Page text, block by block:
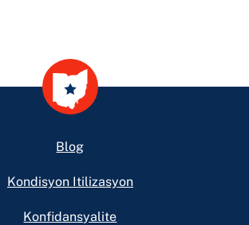
Blog
Kondisyon Itilizasyon
Konfidansyalite